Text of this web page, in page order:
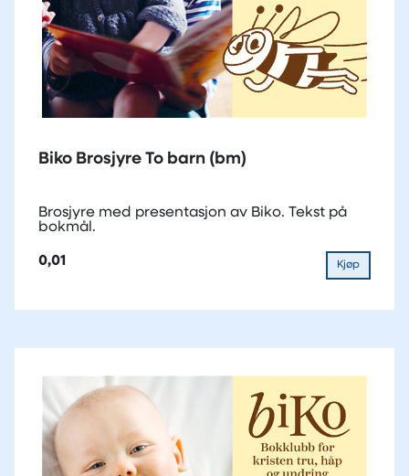
Biko Brosjyre To barn (bm)
Brosjyre med presentasjon av Biko. Tekst på
bokmål.
0,01 Kjøp